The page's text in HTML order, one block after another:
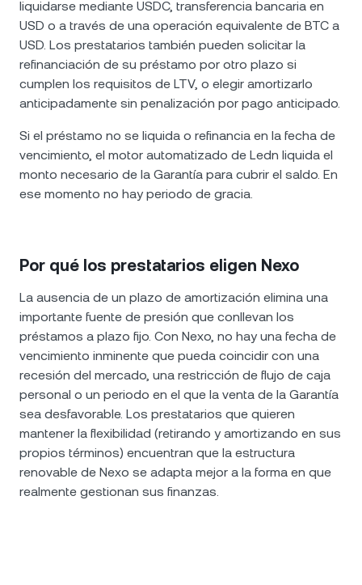
liquidarse mediante USDC, transferencia bancaria en
USD o a través de una operación equivalente de BTC a
USD. Los prestatarios también pueden solicitar la
refinanciación de su préstamo por otro plazo si
cumplen los requisitos de LTV, o elegir amortizarlo
anticipadamente sin penalización por pago anticipado.
Si el préstamo no se liquida o refinancia en la fecha de
vencimiento, el motor automatizado de Ledn liquida el
monto necesario de la Garantía para cubrir el saldo. En
ese momento no hay periodo de gracia.
Por qué los prestatarios eligen Nexo
La ausencia de un plazo de amortización elimina una
importante fuente de presión que conllevan los
préstamos a plazo fijo. Con Nexo, no hay una fecha de
vencimiento inminente que pueda coincidir con una
recesión del mercado, una restricción de flujo de caja
personal o un periodo en el que la venta de la Garantía
sea desfavorable. Los prestatarios que quieren
mantener la flexibilidad (retirando y amortizando en sus
propios términos) encuentran que la estructura
renovable de Nexo se adapta mejor a la forma en que
realmente gestionan sus finanzas.